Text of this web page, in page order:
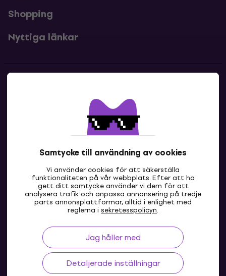
Samtycke till användning av cookies
Vi använder cookies för att säkerställa
funktionaliteten på vår webbplats. Efter att ha
gett ditt samtycke använder vi dem för att
analysera trafik och anpassa annonsering på tredje
parts annonsplattformar, alltid i enlighet med
reglerna i sekretesspolicyn.
Jag håller med
Detaljerade inställningar
Shopping
Nyttiga länkar
Kontakta oss
SE